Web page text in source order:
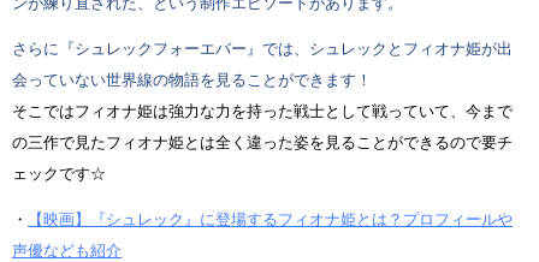
さらに『シュレックフォーエバー』では、シュレックとフィオナ姫が出
会っていない世界線の物語を見ることができます！
そこではフィオナ姫は強力な力を持った戦士として戦っていて、今まで
の三作で見たフィオナ姫とは全く違った姿を見ることができるので要チ
ェックです☆
・
【映画】『シュレック』に登場するフィオナ姫とは？プロフィールや
声優なども紹介